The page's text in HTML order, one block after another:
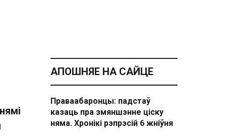
АПОШНЯЕ НА САЙЦЕ
Праваабаронцы: падстаў
казаць пра змяншэнне ціску
няма. Хронікі рэпрэсій 6 жніўня